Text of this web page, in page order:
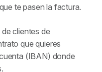
te pasen la factura.
clientes de
que quieres
(IBAN) donde